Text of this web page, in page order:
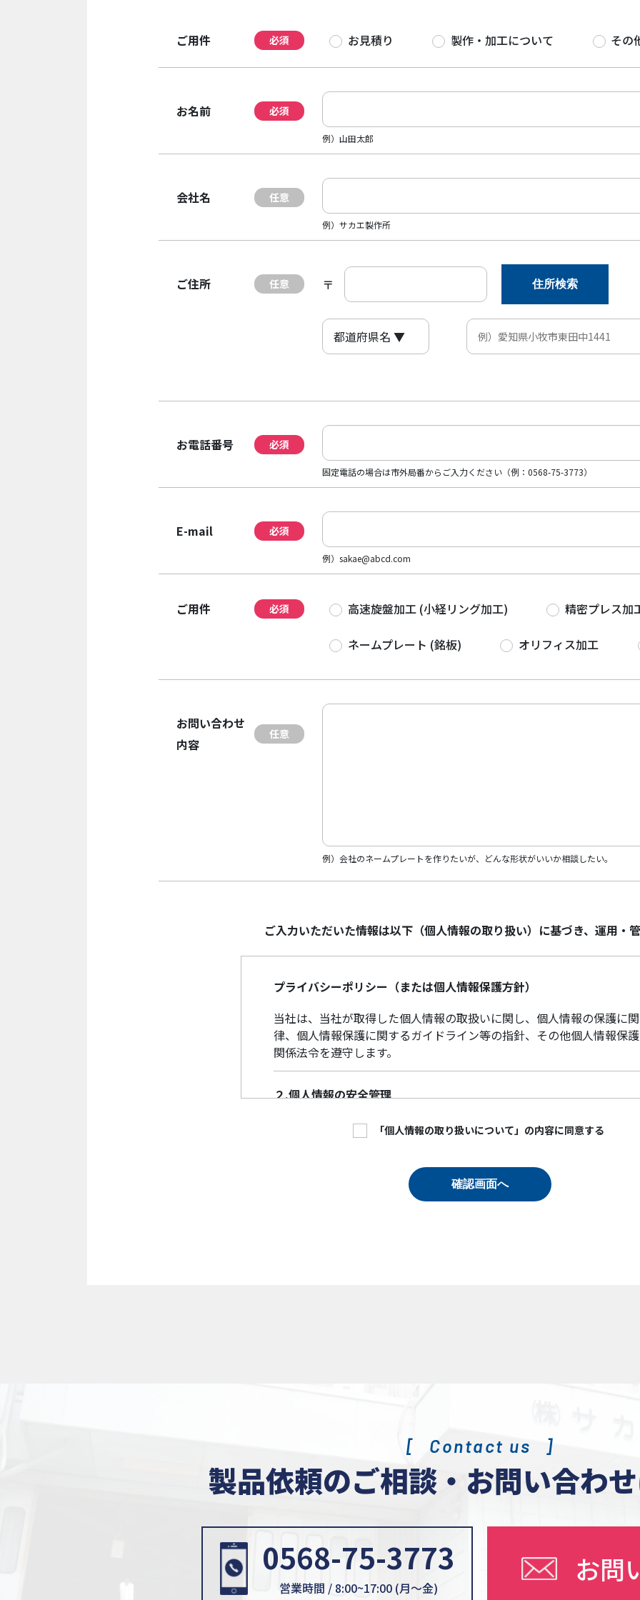
ご用件 必須 お見積り 製作・加工について その
お名前 必須
例）山田太郎
会社名 任意
例）サカエ製作所
ご住所 任意 住所検索
お電話番号 必須
固定電話の場合は市外局番からご入力ください（例：0568-75-3773）
E-mail 必須
例）sakae@abcd.com
ご用件 必須 高速旋盤加工 (小経リング加工) 精密プレス加
ネームプレート (銘板) オリフィス加工
お問い合わせ
内容
任意
例）会社のネームプレートを作りたいが、どんな形状がいいか相談したい。
ご入力いただいた情報は以下（個人情報の取り扱い）に基づき、運用・
プライバシーポリシー（または個人情報保護方針）
当社は、当社が取得した個人情報の取扱いに関し、個人情報の保護に
律、個人情報保護に関するガイドライン等の指針、その他個人情報保
関係法令を遵守します。
２.個人情報の安全管理
当社は、個人情報の保護に関して、組織的、物理的、人的、技術的に
を実施し、当社の取り扱う個人情報の漏えい、滅失又はき損の防止そ
３.個人情報の取得等の遵守事項
得た場合を除き、以下に定める利用目的の達成に必要な範囲を超えて
① 本サイトの運営、維持、管理
③ 本サイトの品質向上のためのアンケート
３.個人情報の取得等の遵守事項
「個人情報の取り扱いについて」の内容に同意する
確認画面へ
Contact us
製品依頼のご相談・ お問い合わ
0568-75-3773
営業時間 / 8:00~17:00 (月〜金)
お問